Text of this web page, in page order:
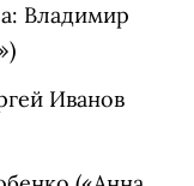
Владимир
Иванов